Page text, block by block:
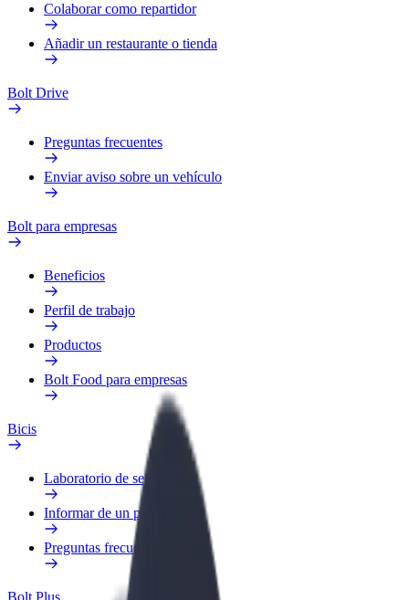
Colaborar como repartidor
Añadir un restaurante o tienda
Bolt Drive
Preguntas frecuentes
Enviar aviso sobre un vehículo
Bolt para empresas
Beneficios
Perfil de trabajo
Productos
Bolt Food para empresas
Bicis
Laboratorio de seguridad
Informar de un problema
Preguntas frecuentes
Bolt Plus